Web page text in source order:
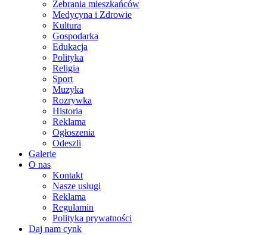
Zebrania mieszkańców
Medycyna i Zdrowie
Kultura
Gospodarka
Edukacja
Polityka
Religia
Sport
Muzyka
Rozrywka
Historia
Reklama
Ogłoszenia
Odeszli
Galerie
O nas
Kontakt
Nasze usługi
Reklama
Regulamin
Polityka prywatności
Daj nam cynk